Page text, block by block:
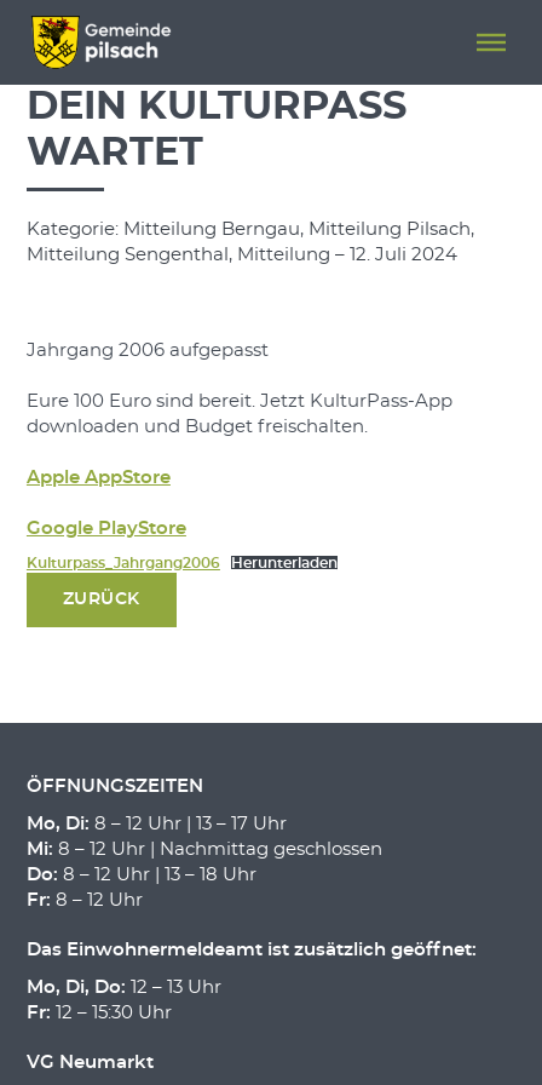
Menü überspringen
Menü überspringen
DEIN KULTURPASS
WARTET
Kategorie: Mitteilung Berngau, Mitteilung Pilsach,
Mitteilung Sengenthal, Mitteilung – 12. Juli 2024
Jahrgang 2006 aufgepasst
Eure 100 Euro sind bereit. Jetzt KulturPass-App
downloaden und Budget freischalten.
Apple AppStore
Google PlayStore
Kulturpass_Jahrgang2006 Herunterladen
ZURÜCK
ÖFFNUNGSZEITEN
Mo, Di: 8 – 12 Uhr | 13 – 17 Uhr
Mi: 8 – 12 Uhr | Nachmittag geschlossen
Do: 8 – 12 Uhr | 13 – 18 Uhr
Fr: 8 – 12 Uhr
Das Einwohnermeldeamt ist zusätzlich geöffnet:
Mo, Di, Do: 12 – 13 Uhr
Fr: 12 – 15:30 Uhr
VG Neumarkt